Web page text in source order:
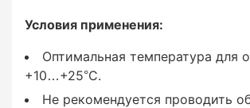
ранних стадиях развития (3-6
Вторая – в фазе активного роста
листьев). Дополнительно – при
устранения дефицита элементов
Условия применения:
Оптимальная температура для
+10…+25°C.
Не рекомендуется проводить